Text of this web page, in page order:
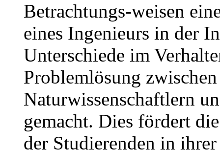
Betrachtungs-weisen
eines Ingenieurs in der
Unterschiede im
Problemlösung
Naturwissenschaftlern
gemacht. Dies fördert
der Studierenden in